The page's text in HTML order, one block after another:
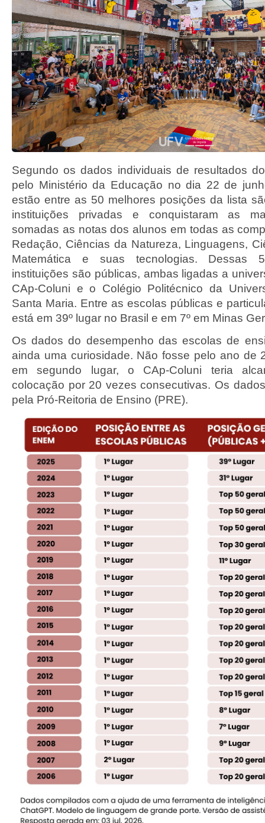
Segundo os dados individuais de resultados
pelo Ministério da Educação no dia 22 de
estão entre as 50 melhores posições da lista
instituições privadas e conquistaram as
somadas as notas dos alunos em todas as
Redação, Ciências da Natureza, Linguagens,
Matemática e suas tecnologias. Dessas
instituições são públicas, ambas ligadas a
CAp-Coluni e o Colégio Politécnico da
Santa Maria. Entre as escolas públicas e
está em 39º lugar no Brasil e em 7º em Minas
Os dados do desempenho das escolas de
ainda uma curiosidade. Não fosse pelo ano de
em segundo lugar, o CAp-Coluni teria
colocação por 20 vezes consecutivas. Os
pela Pró-Reitoria de Ensino (PRE).